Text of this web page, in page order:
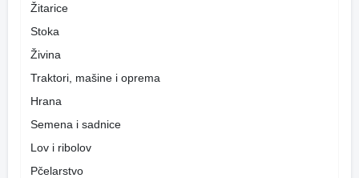
Žitarice
Stoka
Živina
Traktori, mašine i oprema
Hrana
Semena i sadnice
Lov i ribolov
Pčelarstvo